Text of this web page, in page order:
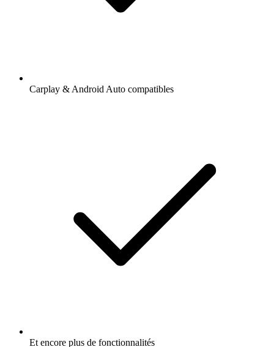
Carplay & Android Auto compatibles
Et encore plus de fonctionnalités